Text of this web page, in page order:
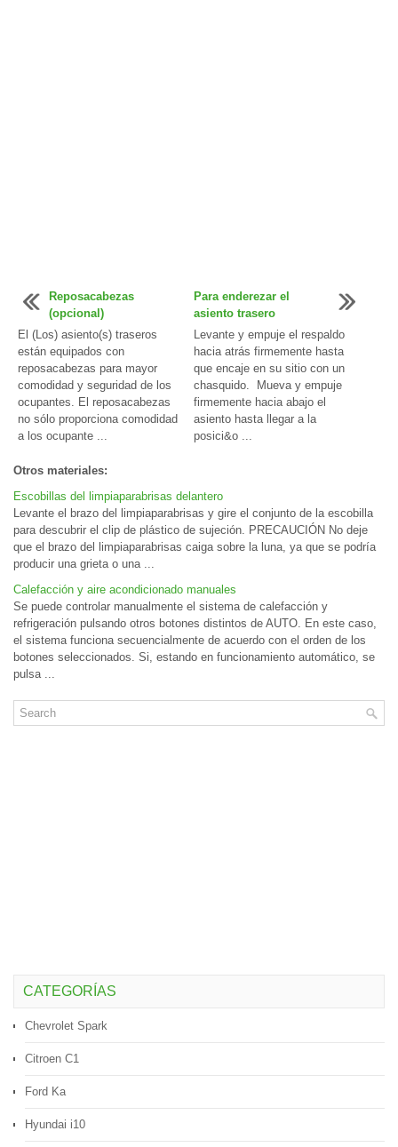
Reposacabezas
(opcional)
El (Los) asiento(s) traseros
están equipados con
reposacabezas para mayor
comodidad y seguridad de los
ocupantes. El reposacabezas
no sólo proporciona comodidad
a los ocupante ...
Para enderezar el
asiento trasero
Levante y empuje el respaldo
hacia atrás firmemente hasta
que encaje en su sitio con un
chasquido. Mueva y empuje
firmemente hacia abajo el
asiento hasta llegar a la
posici&o ...
Otros materiales:
Escobillas del limpiaparabrisas delantero
Levante el brazo del limpiaparabrisas y gire el conjunto de la escobilla
para descubrir el clip de plástico de sujeción. PRECAUCIÓN No deje
que el brazo del limpiaparabrisas caiga sobre la luna, ya que se podría
producir una grieta o una ...
Calefacción y aire acondicionado manuales
Se puede controlar manualmente el sistema de calefacción y
refrigeración pulsando otros botones distintos de AUTO. En este caso,
el sistema funciona secuencialmente de acuerdo con el orden de los
botones seleccionados. Si, estando en funcionamiento automático, se
pulsa ...
CATEGORÍAS
Chevrolet Spark
Citroen C1
Ford Ka
Hyundai i10